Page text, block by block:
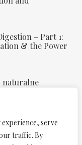
serve
traffic. By
– Part 1:
& the Power
naturalne